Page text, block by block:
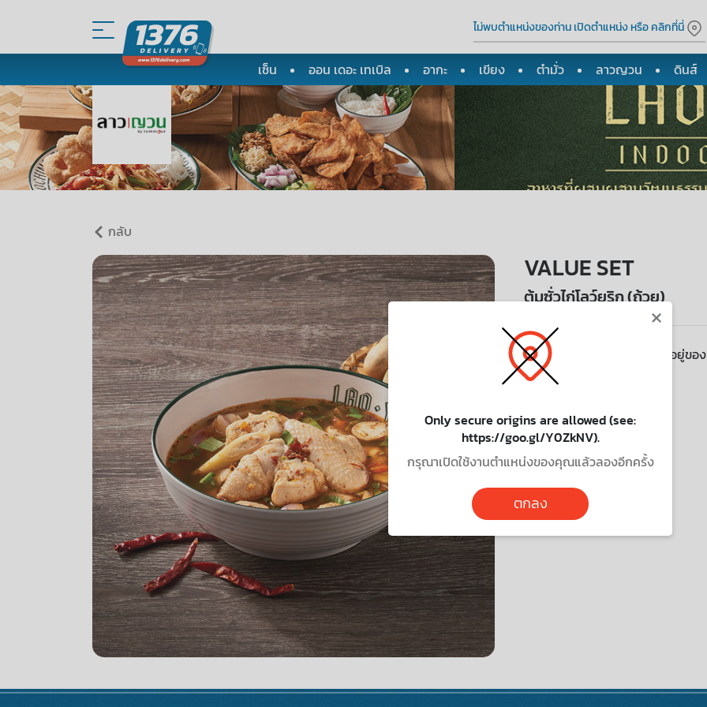
ไม่พบตำแหน่งของท่าน เปิดตำแหน่ง หรือ คลิกที่นี่
เซ็น ออน เดอะ เทเบิล อากะ เขียง ตำมั่ว ลาวญวน ดินส์
กลับ
VALUE SET
ต้มซั่วไก่โลว์ยูริก (ถ้วย)
เมนูนี้ไม่มีบริการจัดส่งไปยังที่อยู่ข
×
Only secure origins are allowed (see:
https://goo.gl/Y0ZkNV).
กรุณาเปิดใช้งานตำแหน่งของคุณแล้วลองอีกครั้ง
ตกลง